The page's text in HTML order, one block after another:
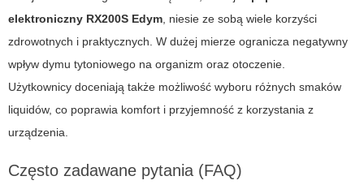
elektroniczny RX200S Edym, niesie ze sobą wiele korzyści
zdrowotnych i praktycznych. W dużej mierze ogranicza negatywny
wpływ dymu tytoniowego na organizm oraz otoczenie.
Użytkownicy doceniają także możliwość wyboru różnych smaków
liquidów, co poprawia komfort i przyjemność z korzystania z
urządzenia.
Często zadawane pytania (FAQ)